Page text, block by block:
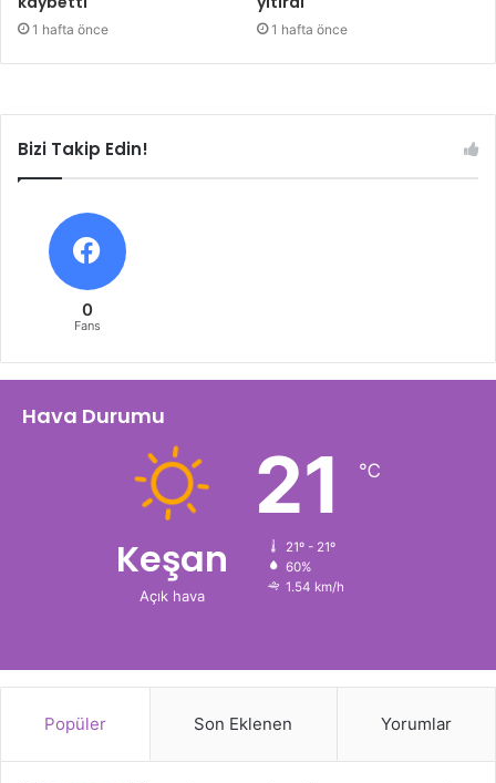
1 hafta önce 1 hafta önce
Bizi Takip Edin!
0
Fans
Hava Durumu
Keşan
Açık hava
21 ℃
21º - 21º
60%
1.54 km/h
Popüler Son Eklenen Yorumlar